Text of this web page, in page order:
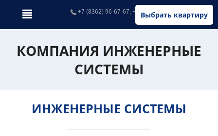
Выбрать квартиру
+7 (8362) 96-67-67, +7 (902) 326-67-67
КОМПАНИЯ ИНЖЕНЕРНЫЕ
СИСТЕМЫ
ИНЖЕНЕРНЫЕ СИСТЕМЫ